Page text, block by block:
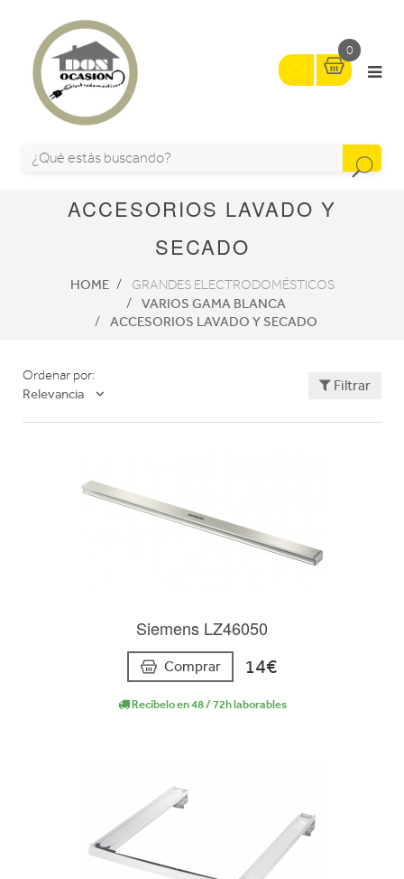
0
ACCESORIOS LAVADO Y
SECADO
HOME GRANDES ELECTRODOMÉSTICOS
VARIOS GAMA BLANCA
ACCESORIOS LAVADO Y SECADO
Ordenar por:
Relevancia
Filtrar
Siemens LZ46050
Comprar 14€
Recíbelo en 48 / 72h laborables